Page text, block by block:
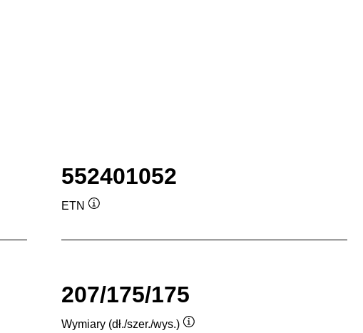
552401052
ETN
207/175/175
Wymiary (dł./szer./wys.)